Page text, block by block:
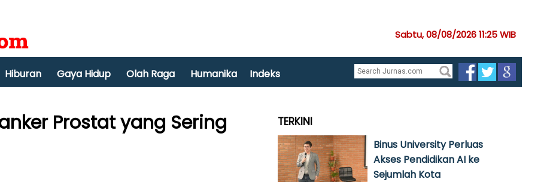
Sabtu, 08/08/2026 11:25 WIB
Hiburan Gaya Hidup Olah Raga Humanika Indeks
Prostat yang Sering
TERKINI
Binus University Perluas
Akses Pendidikan AI ke
Sejumlah Kota